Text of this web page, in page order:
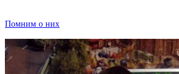
Помним о них